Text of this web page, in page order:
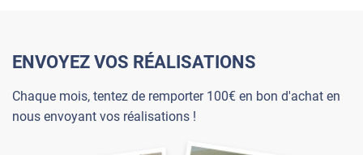
ENVOYEZ VOS RÉALISATIONS
Chaque mois, tentez de remporter 100€ en bon d'achat en
nous envoyant vos réalisations !